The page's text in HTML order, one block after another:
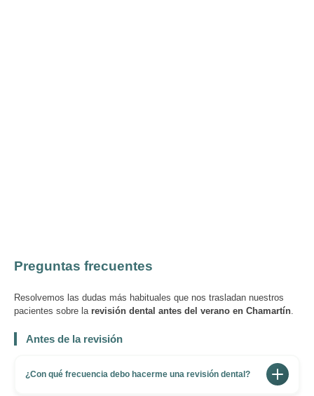
Preguntas frecuentes
Resolvemos las dudas más habituales que nos trasladan nuestros
pacientes sobre la revisión dental antes del verano en Chamartín.
Antes de la revisión
¿Con qué frecuencia debo hacerme una revisión dental?